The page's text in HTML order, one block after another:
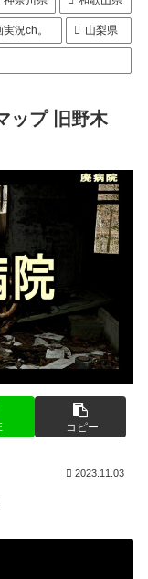
況ch。 山梨県
ップ 旧野木
コピー
2023.11.03